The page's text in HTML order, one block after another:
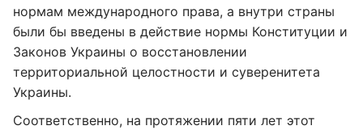
нормам международного права, а внутри страны
были бы введены в действие нормы Конституции и
Законов Украины о восстановлении
территориальной целостности и суверенитета
Украины.
Соответственно, на протяжении пяти лет этот